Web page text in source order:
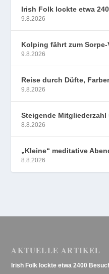
Irish Folk lockte etwa
9.8.2026
Kolping fährt zum Sorpe-
9.8.2026
Reise durch Düfte,
9.8.2026
Steigende
8.8.2026
„Kleine“ meditative
8.8.2026
AKTUELLE ARTIKEL
Irish Folk lockte etwa 2400